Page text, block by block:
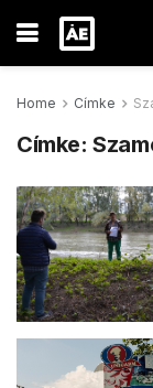
Home Címke
Címke: